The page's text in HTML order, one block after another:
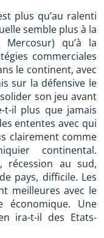
plus qu’au ralenti
semble plus à la
Mercosur) qu’à la
commerciales
le continent, avec
sur la défensive le
son jeu avant
t-il plus que jamais
ententes avec qui
clairement comme
continental.
récession au sud,
pays, difficile. Les
meilleures avec le
économique. Une
ira-t-il des Etats-